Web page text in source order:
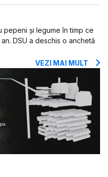
pepeni și legume în timp ce
DSU a deschis o anchetă
VEZI MAI MULT